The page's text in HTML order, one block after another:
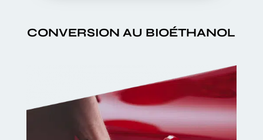
CONVERSION AU BIOÉTHANOL